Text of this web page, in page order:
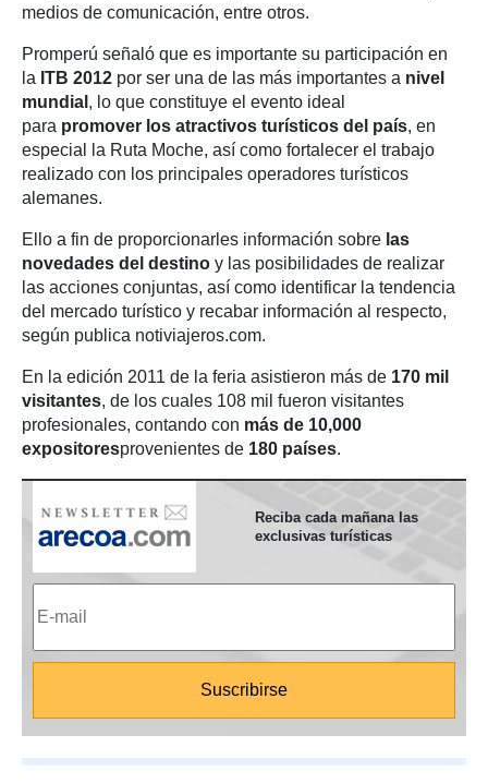
medios de comunicación, entre otros.
Promperú señaló que es importante su participación en
la ITB 2012 por ser una de las más importantes a nivel
mundial , lo que constituye el evento ideal
para promover los atractivos turísticos del país, en
especial la Ruta Moche, así como fortalecer el trabajo
realizado con los principales operadores turísticos
alemanes.
Ello a fin de proporcionarles información sobre las
novedades del destino y las posibilidades de realizar
las acciones conjuntas, así como identificar la tendencia
del mercado turístico y recabar información al respecto,
según publica notiviajeros.com.
En la edición 2011 de la feria asistieron más de 170 mil
visitantes, de los cuales 108 mil fueron visitantes
profesionales, contando con más de 10,000
expositoresprovenientes de 180 países.
Reciba cada mañana las
exclusivas turísticas